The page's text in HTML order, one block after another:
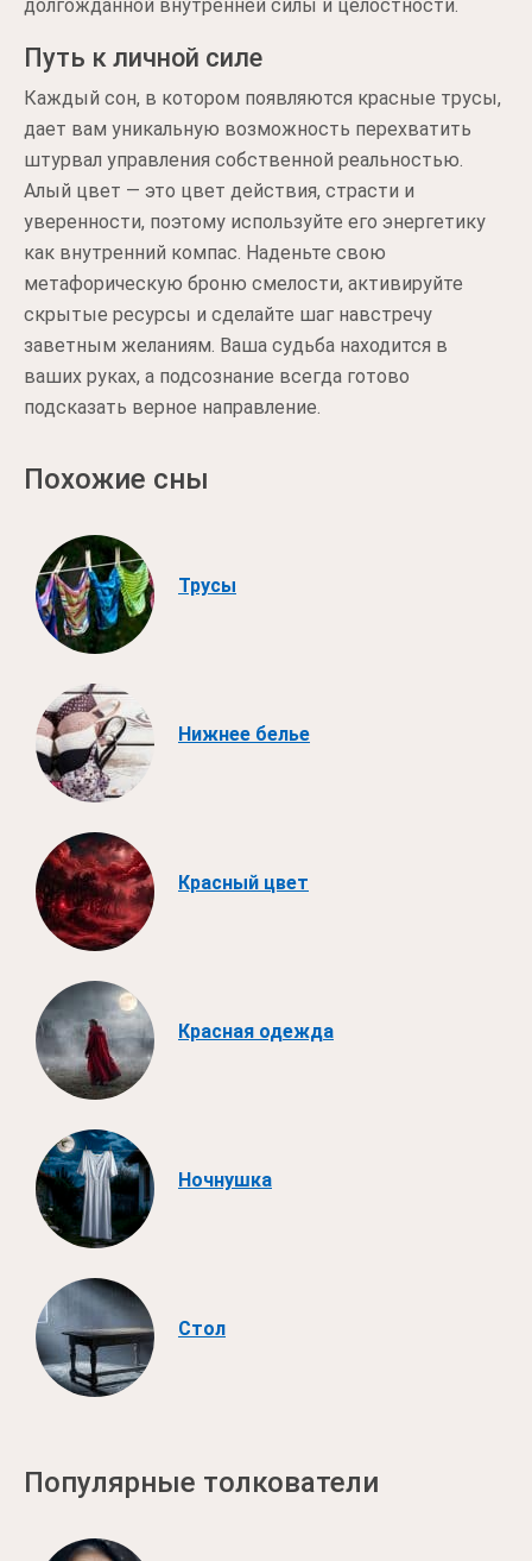
долгожданной внутренней силы и целостности.
Путь к личной силе
Каждый сон, в котором появляются красные трусы,
дает вам уникальную возможность перехватить
штурвал управления собственной реальностью.
Алый цвет — это цвет действия, страсти и
уверенности, поэтому используйте его энергетику
как внутренний компас. Наденьте свою
метафорическую броню смелости, активируйте
скрытые ресурсы и сделайте шаг навстречу
заветным желаниям. Ваша судьба находится в
ваших руках, а подсознание всегда готово
подсказать верное направление.
Похожие сны
Трусы
Нижнее белье
Красный цвет
Красная одежда
Ночнушка
Стол
Популярные толкователи